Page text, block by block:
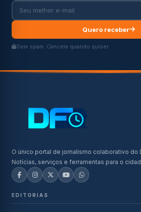
Quero receber
Sem spam. Cancele quando quiser.
O único portal de jornalismo colaborativo do
Notícias, serviços e ferramentas para o
EDITORIAS